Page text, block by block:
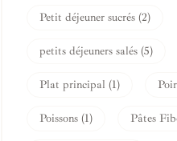
Petit déjeuner sucrés (2)
petits déjeuners salés (5)
Plat principal (1)
Poissons (1) Pâtes